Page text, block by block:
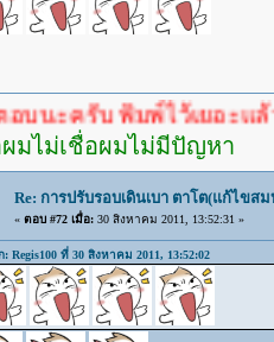
พิมพ์ไว้เยอะแล้ว หาอ่าน
ผมไม่เชื่อผมไม่มีปัญหา
Re: การปรับรอบเดินเบา ตาโต(แก้ไขส
« ตอบ #72 เมื่อ:30 สิงหาคม 2011, 13:52:31 »
: Regis100 ที่ 30 สิงหาคม 2011, 13:52:02